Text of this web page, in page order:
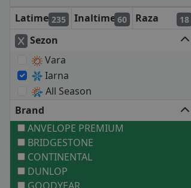
Latime 235 Inaltime 60 Raza 18
Sezon
Vara
Iarna
All Season
Brand
ANVELOPE PREMIUM
BRIDGESTONE
CONTINENTAL
DUNLOP